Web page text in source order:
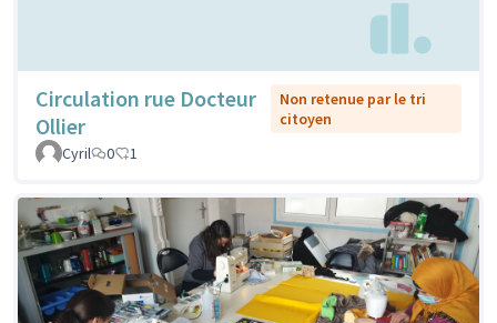
Circulation rue Docteur
Ollier
Non retenue par le tri
citoyen
Cyril
0 1